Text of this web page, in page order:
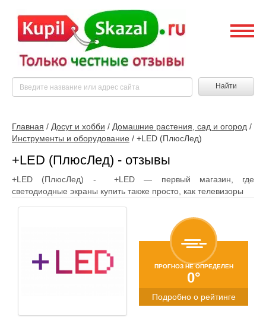
Найти
Главная / Досуг и хобби / Домашние растения, сад и огород /
Инструменты и оборудование / +LED (ПлюсЛед)
+LED (ПлюсЛед) - отзывы
+LED (ПлюсЛед) - +LED — первый магазин, где
светодиодные экраны купить также просто, как телевизоры
ПРОГНОЗ НЕ ОПРЕДЕЛЕН
0°
Подробно о рейтинге